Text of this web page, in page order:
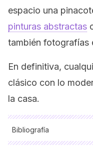
espacio una
pinturas abstractas
también fotografías
En definitiva,
clásico con lo
la casa.
Bibliografía